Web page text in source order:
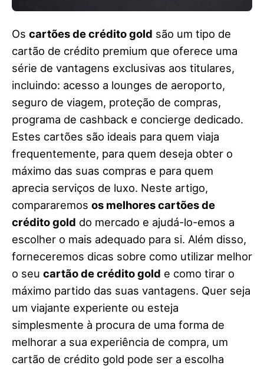
Os cartões de crédito gold são um tipo de
cartão de crédito premium que oferece uma
série de vantagens exclusivas aos titulares,
incluindo: acesso a lounges de aeroporto,
seguro de viagem, proteção de compras,
programa de cashback e concierge dedicado.
Estes cartões são ideais para quem viaja
frequentemente, para quem deseja obter o
máximo das suas compras e para quem
aprecia serviços de luxo. Neste artigo,
compararemos os melhores cartões de
crédito gold do mercado e ajudá-lo-emos a
escolher o mais adequado para si. Além disso,
forneceremos dicas sobre como utilizar melhor
o seu cartão de crédito gold e como tirar o
máximo partido das suas vantagens. Quer seja
um viajante experiente ou esteja
simplesmente à procura de uma forma de
melhorar a sua experiência de compra, um
cartão de crédito gold pode ser a escolha